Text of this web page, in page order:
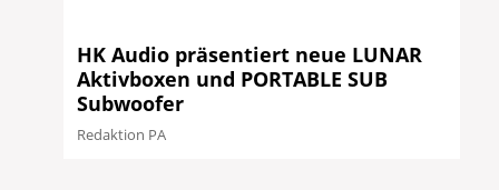
HK Audio präsentiert neue LUNAR
Aktivboxen und PORTABLE SUB
Subwoofer
Redaktion PA